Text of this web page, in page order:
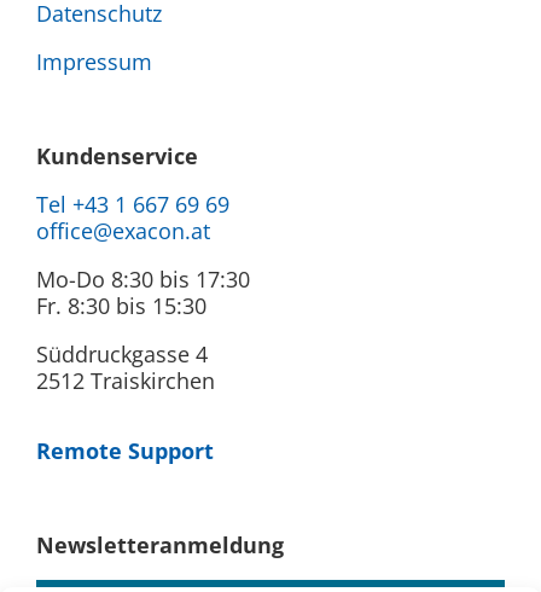
Datenschutz
Impressum
Kundenservice
Tel +43 1 667 69 69
office@exacon.at
Mo-Do 8:30 bis 17:30
Fr. 8:30 bis 15:30
Süddruckgasse 4
2512 Traiskirchen
Remote Support
Newsletteranmeldung